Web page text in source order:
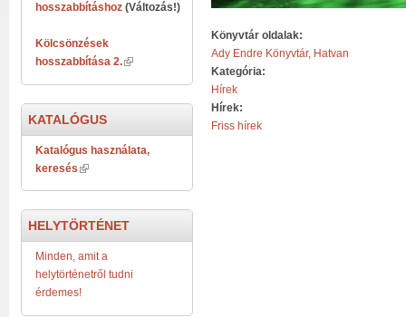
Könyvtár oldalak:
Ady Endre Könyvtár, Hatvan
Kategória:
Hírek
Hírek:
Friss hírek
hosszabbításhoz (Változás!)
Kölcsönzések
hosszabbítása 2.
KATALÓGUS
Katalógus használata,
keresés
HELYTÖRTÉNET
Minden, amit a
helytörténetről tudni
érdemes!